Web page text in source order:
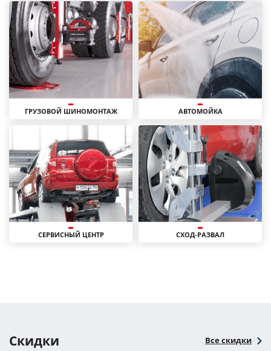
ГРУЗОВОЙ ШИНОМОНТАЖ АВТОМОЙКА
СЕРВИСНЫЙ ЦЕНТР СХОД-РАЗВАЛ
Скидки Все скидки